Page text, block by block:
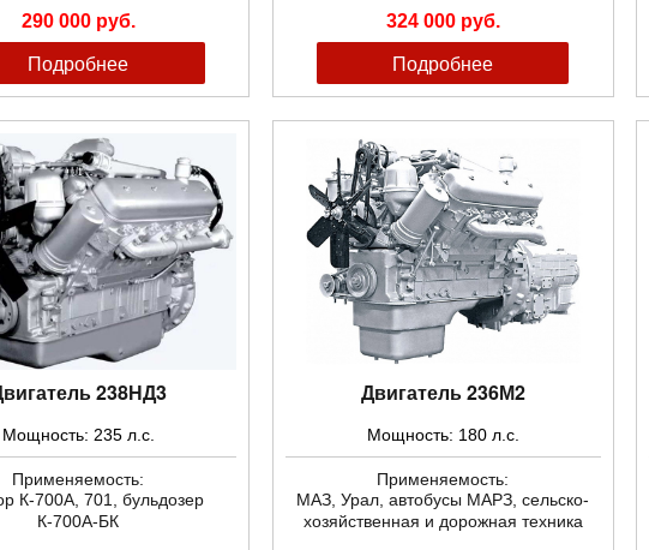
290 000 руб.
Подробнее
324 000 руб.
Подробнее
238НД3
Мощность: 235 л.с.
Применяемость:
К-700А, 701, бульдозер
К-700А-БК
Двигатель 236М2
Мощность: 180 л.с.
Применяемость:
МАЗ, Урал, автобусы МАРЗ, сельско-
хозяйственная и дорожная техника